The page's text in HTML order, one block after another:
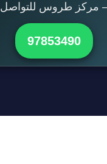
مركز طروس للتواصل
97853490